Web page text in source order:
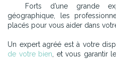
Forts d’une grande
géographique, les
placés pour vous aider dans
Un expert agréé est à votre
de votre bien, et vous garantir